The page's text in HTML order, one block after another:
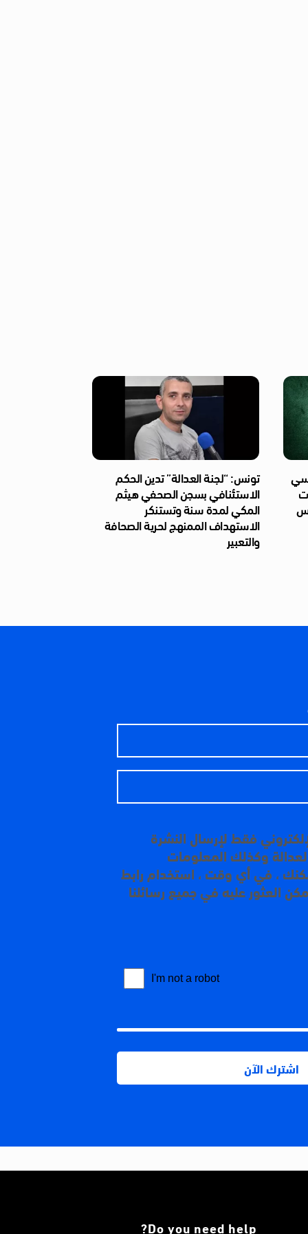
تونس: “لجنة العدالة” تدين الحكم
الاستئنافي بسجن الصحفي هيثم
المكي لمدة سنة وتستنكر
الاستهداف الممنهج لحرية الصحافة
والتعبير
فقط لإرسال النشرة
وكذلك المعلومات
، في أي وقت ، استخدام رابط
العثور عليه في جميع رسائلنا
Do you need help?